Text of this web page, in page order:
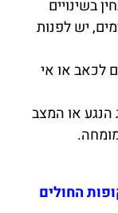
בשינויים
יש לפנות
לכאב או אי
הנגע או המצב
החולים